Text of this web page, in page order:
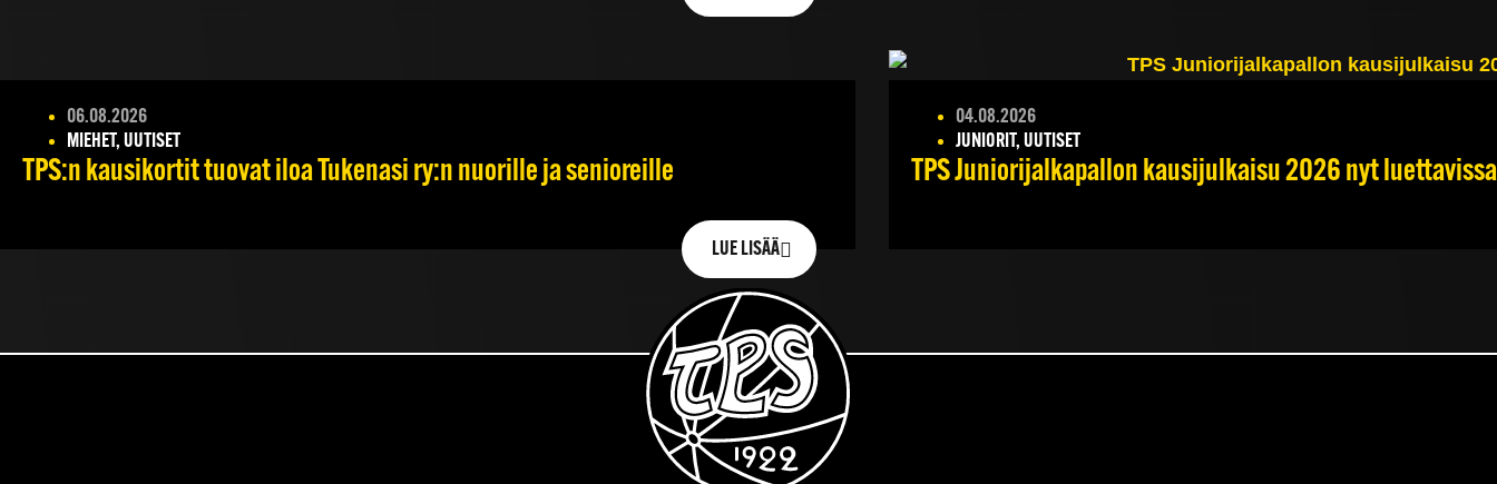
06.08.2026
MIEHET, UUTISET
TPS:n kausikortit tuovat iloa Tukenasi ry:n nuorille ja senioreille
LUE LISÄÄ
04.08.2026
JUNIORIT, UUTISET
TPS Juniorijalkapallon kausijulkaisu 2026 nyt luettavissa